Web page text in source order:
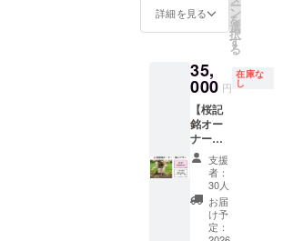
を得な
い理由
掲出物
等が使
用でき
なく
なった
場合、
私たち
にでき
る限り
のケア
はさせ
ていた
有権を
譲渡す
りませ
ん。 ※
万が
一、天
災など
のやむ
を得な
い理由
で掲出
場所等
が使用
できな
きま
2026年
9月1
日〜
2027年
3月31日
（定休
日・大
型イベ
ント時
はご利
用いた
だけま
存方
温多湿
を避け
原材
料、主
原料の
原産
地 バ
ター
（北海
産）、
限 2026年9月1
アムで
開催さ
シーズ
ンのJ
リー
グ」に
おい
て、
スー
パー
ルーム
での観
戦ご利
用券
詳細を見る ー
ン
を
選
択
す
る
35,
000 円
在庫な
し
【桜記
銘オー
ナー・
個人プ
ラン】
①公園
内の桜
の苗木
にネー
支援
者：
30人
お届
け予
定：